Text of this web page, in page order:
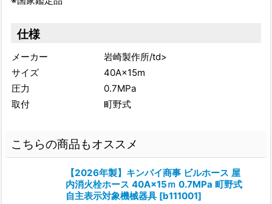
仕様
メーカー
岩崎製作所/td>
サイズ
40A×15m
圧力
0.7MPa
取付
町野式
こちらの商品もオススメ
【2026年製】キンパイ商事 ビルホース 屋
内消火栓ホース 40A×15ｍ 0.7MPa 町野式
自主表示対象機械器具 [b111001]